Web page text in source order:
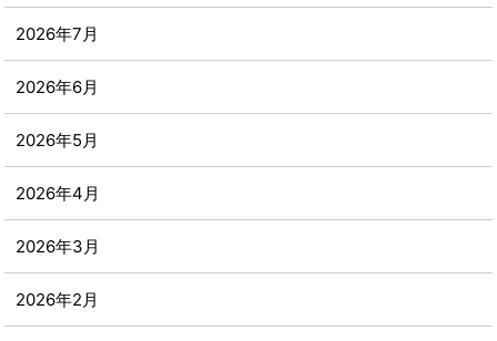
2026年7月
2026年6月
2026年5月
2026年4月
2026年3月
2026年2月